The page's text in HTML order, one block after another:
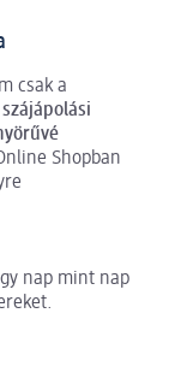
csak a
szájápolási
Shopban
nap mint nap